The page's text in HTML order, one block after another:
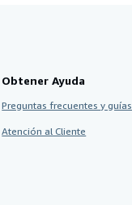
Obtener Ayuda
Preguntas frecuentes y guías
Atención al Cliente